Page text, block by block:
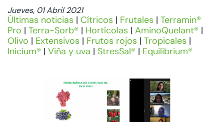
Jueves, 01 Abril 2021
Últimas noticias | Cítricos | Frutales | Terramin®
Pro | Terra-Sorb® | Hortícolas | AminoQuelant® |
Olivo | Extensivos | Frutos rojos | Tropicales |
Inicium® | Viña y uva | StresSal® | Equilibrium®